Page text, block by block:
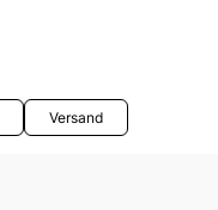
Versand